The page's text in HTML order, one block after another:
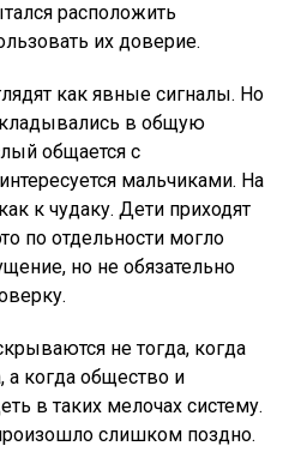
расположить
их доверие.
как явные сигналы. Но
в общую
общается с
мальчиками. На
к чудаку. Дети приходят
по отдельности могло
но не обязательно
не тогда, когда
а когда общество и
в таких мелочах систему.
слишком поздно.